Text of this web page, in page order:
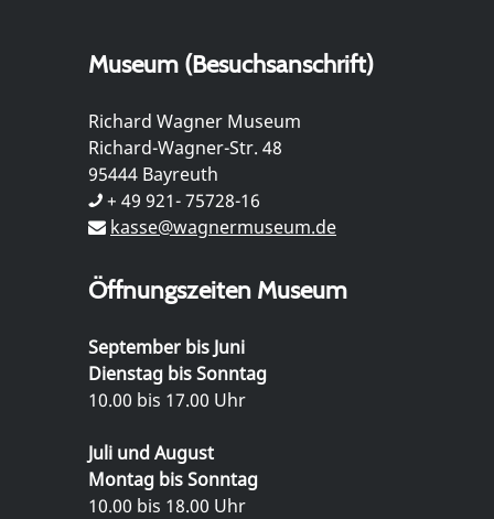
Museum (Besuchsanschrift)
Richard Wagner Museum
Richard-Wagner-Str. 48
95444 Bayreuth
+ 49 921- 75728-16
kasse@wagnermuseum.de
Öffnungszeiten Museum
September bis Juni
Dienstag bis Sonntag
10.00 bis 17.00 Uhr
Juli und August
Montag bis Sonntag
10.00 bis 18.00 Uhr